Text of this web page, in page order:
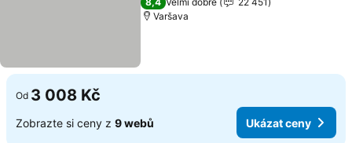
Varšava
Od 3 008 Kč
Zobrazte si ceny z 9 webů Ukázat ceny